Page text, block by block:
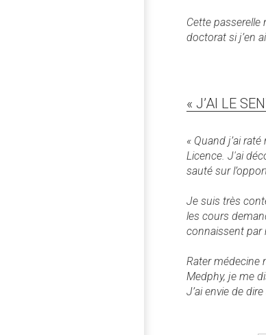
Cette passerelle
doctorat si j’en
« J’AI LE
« Quand j’ai
Licence. J'ai
sauté sur
Je suis très
les cours
connaissent par
Rater médecine
Medphy, je me
J’ai envie de